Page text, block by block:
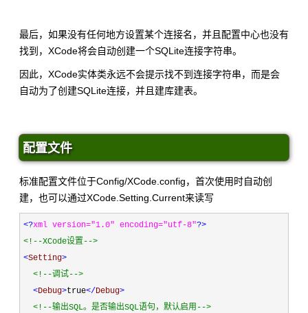
最后，如果没有任何地方设置某个连接名，并且配置中心也没有
找到，XCode将会自动创建一个SQLite连接字符串。
因此，XCode实体类永远不会提示找不到连接字符串，而是会
自动为了创建SQLite连接，并且建库建表。
配置文件
标准配置文件位于Config/XCode.config，首次使用时自动创
建，也可以通过XCode.Setting.Current来读写
<?xml version="1.0" encoding="utf-8"?>
<!--XCode设置 -->
<Setting>
<!--调试-->
<Debug>true</Debug>
<!--输出SQL。是否输出SQL语句，默认启用 -->